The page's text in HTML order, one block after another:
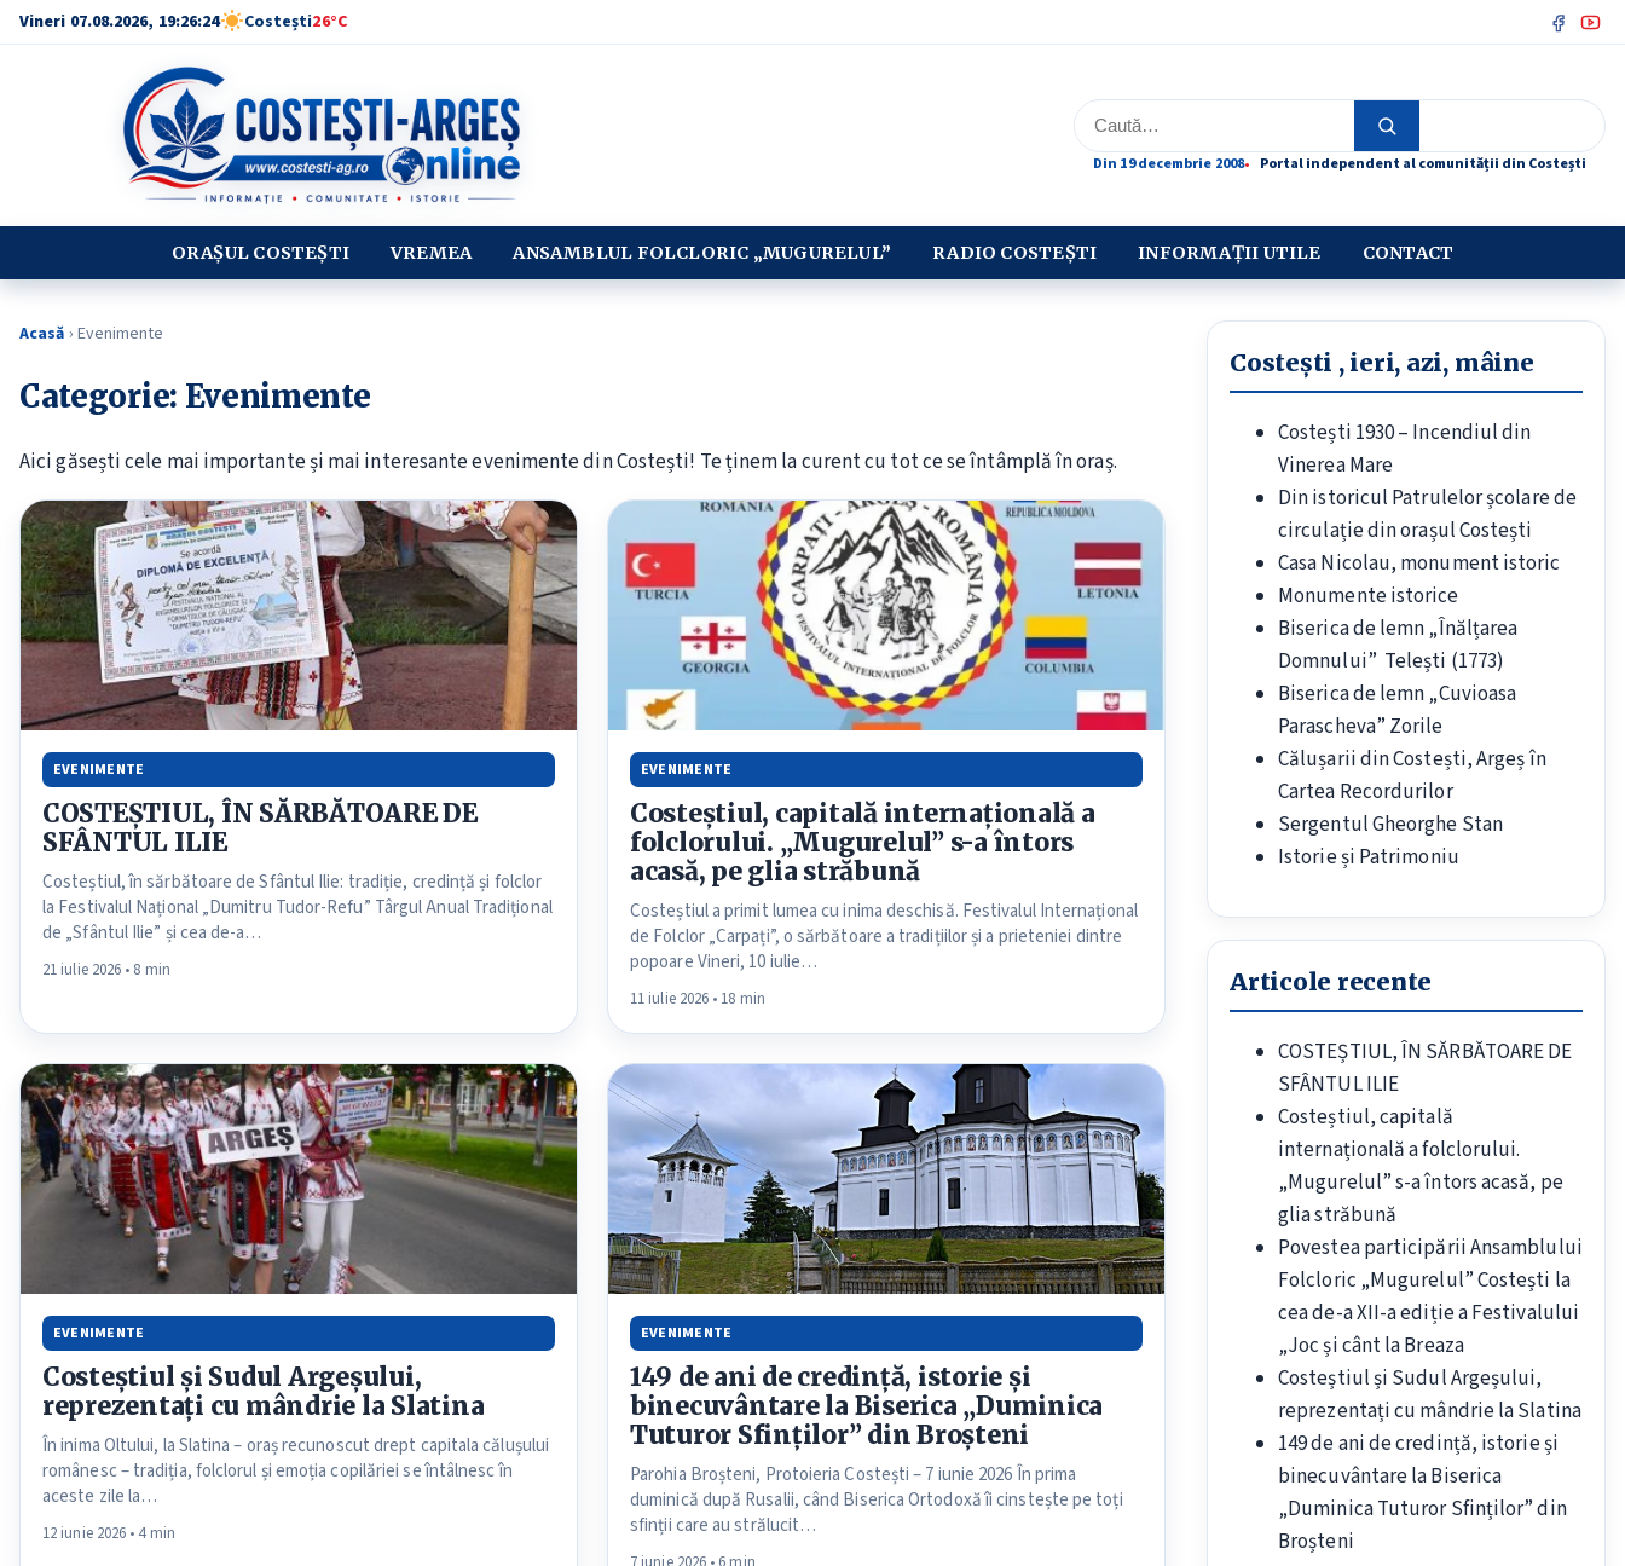
Vineri 07.08.2026, 19:26:25 Costești26°C
Caută
Din 19 decembrie 2008 Portal independent al comunității din Costești
ORAȘUL COSTEȘTI VREMEA ANSAMBLUL FOLCLORIC „MUGURELUL” RADIO COSTEȘTI INFORMAȚII UTILE CONTACT
Acasă › Evenimente
Categorie: Evenimente
Aici găsești cele mai importante și mai interesante evenimente din Costești! Te ținem la curent cu tot ce se întâmplă în oraș.
EVENIMENTE
COSTEȘTIUL, ÎN SĂRBĂTOARE DE
SFÂNTUL ILIE
Costeștiul, în sărbătoare de Sfântul Ilie: tradiție, credință și folclor
la Festivalul Național „Dumitru Tudor-Refu” Târgul Anual Tradițional
de „Sfântul Ilie” și cea de-a…
21 iulie 2026 • 8 min
EVENIMENTE
Costeștiul, capitală internațională a
folclorului. „Mugurelul” s-a întors
acasă, pe glia străbună
Costeștiul a primit lumea cu inima deschisă. Festivalul Internațional
de Folclor „Carpați”, o sărbătoare a tradițiilor și a prieteniei dintre
popoare Vineri, 10 iulie…
11 iulie 2026 • 18 min
EVENIMENTE
Costeștiul și Sudul Argeșului,
reprezentați cu mândrie la Slatina
În inima Oltului, la Slatina – oraș recunoscut drept capitala călușului
românesc – tradiția, folclorul și emoția copilăriei se întâlnesc în
aceste zile la…
12 iunie 2026 • 4 min
EVENIMENTE
149 de ani de credință, istorie și
binecuvântare la Biserica „Duminica
Tuturor Sfinților” din Broșteni
Parohia Broșteni, Protoieria Costești – 7 iunie 2026 În prima
duminică după Rusalii, când Biserica Ortodoxă îi cinstește pe toți
sfinții care au strălucit…
Costești , ieri, azi, mâine
Costești 1930 – Incendiul din
Vinerea Mare
Din istoricul Patrulelor școlare de
circulație din orașul Costești
Casa Nicolau, monument istoric
Monumente istorice
Biserica de lemn „Înălțarea
Domnului” Telești (1773)
Biserica de lemn „Cuvioasa
Parascheva” Zorile
Călușarii din Costești, Argeș în
Cartea Recordurilor
Sergentul Gheorghe Stan
Istorie și Patrimoniu
Articole recente
COSTEȘTIUL, ÎN SĂRBĂTOARE DE
SFÂNTUL ILIE
Costeștiul, capitală
internațională a folclorului.
„Mugurelul” s-a întors acasă, pe
glia străbună
Povestea participării Ansamblului
Folcloric „Mugurelul” Costești la
cea de-a XII-a ediție a Festivalului
„Joc și cânt la Breaza
Costeștiul și Sudul Argeșului,
reprezentați cu mândrie la Slatina
149 de ani de credință, istorie și
binecuvântare la Biserica
„Duminica Tuturor Sfinților” din
Broșteni